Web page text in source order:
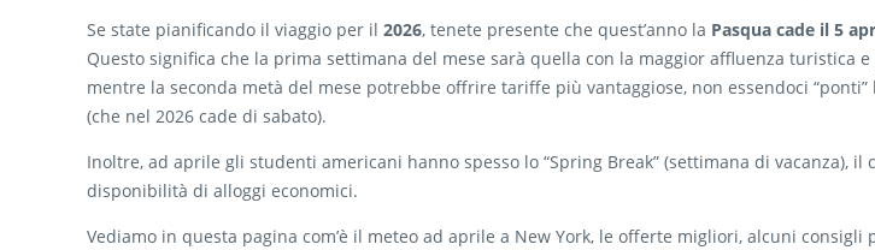
Se state pianificando il viaggio per il 2026, tenete presente che quest’anno la Pasqua cade il 5
Questo significa che la prima settimana del mese sarà quella con la maggior affluenza turistica
mentre la seconda metà del mese potrebbe offrire tariffe più vantaggiose, non essendoci
(che nel 2026 cade di sabato).
Inoltre, ad aprile gli studenti americani hanno spesso lo “Spring Break” (settimana di vacanza), il
disponibilità di alloggi economici.
Vediamo in questa pagina com’è il meteo ad aprile a New York, le offerte migliori, alcuni consigli